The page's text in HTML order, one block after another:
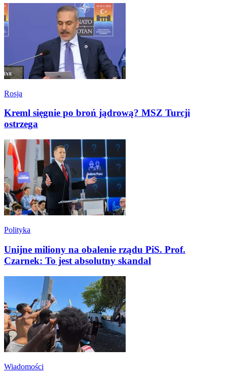
Rosja
Kreml sięgnie po broń jądrową? MSZ Turcji
ostrzega
Polityka
Unijne miliony na obalenie rządu PiS. Prof.
Czarnek: To jest absolutny skandal
Wiadomości